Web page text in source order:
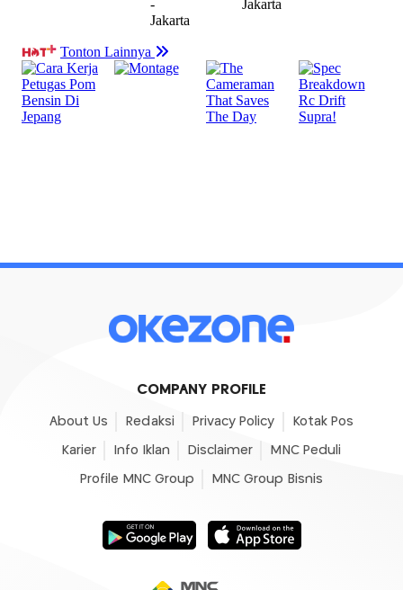
COMPANY PROFILE
About Us Redaksi Privacy Policy Kotak Pos
Karier Info Iklan Disclaimer MNC Peduli
Profile MNC Group MNC Group Bisnis